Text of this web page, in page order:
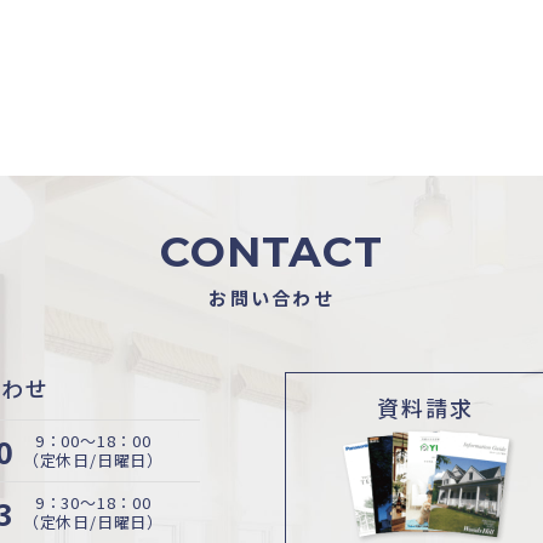
CONTACT
お問い合わせ
せ
9：00〜18：00
（定休日/日曜日）
9：30〜18：00
（定休日/日曜日）
資料請求